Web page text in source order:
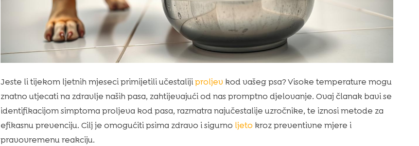
Jeste li tijekom ljetnih mjeseci primijetili učestalijiproljev kod vašeg psa? Visoke temperature mogu
znatno utjecati na zdravlje naših pasa, zahtijevajući od nas promptno djelovanje. Ovaj članak bavi se
identifikacijom simptoma proljeva kod pasa, razmatra najučestalije uzročnike, te iznosi metode za
efikasnu prevenciju. Cilj je omogućiti psima zdravo i sigurno ljeto kroz preventivne mjere i
pravovremenu reakciju.